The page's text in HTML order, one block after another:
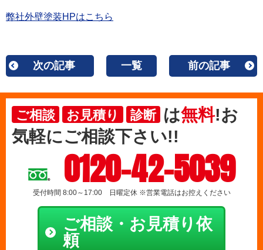
弊社外壁塗装HPはこちら
次の記事 一覧 前の記事
ご相談 お見積り 診断 は無料!お
気軽にご相談下さい!!
0120-42-5039
受付時間 8:00～17:00 日曜定休 ※営業電話はお控えください
ご相談・お見積り依
頼